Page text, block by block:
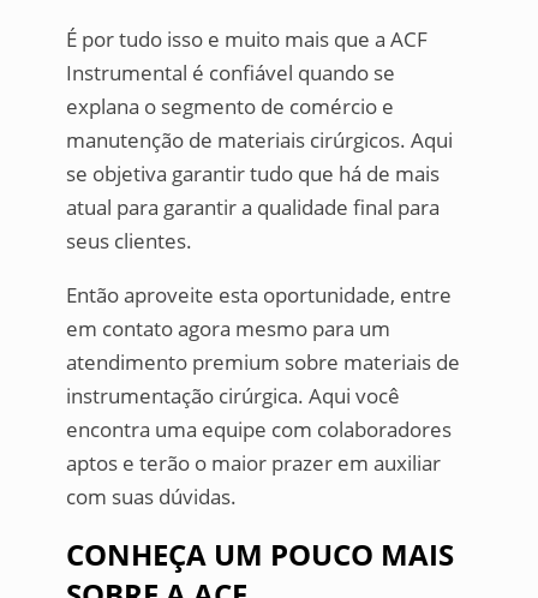
É por tudo isso e muito mais que a ACF
Instrumental é confiável quando se
explana o segmento de comércio e
manutenção de materiais cirúrgicos. Aqui
se objetiva garantir tudo que há de mais
atual para garantir a qualidade final para
seus clientes.
Então aproveite esta oportunidade, entre
em contato agora mesmo para um
atendimento premium sobre materiais de
instrumentação cirúrgica. Aqui você
encontra uma equipe com colaboradores
aptos e terão o maior prazer em auxiliar
com suas dúvidas.
CONHEÇA UM POUCO MAIS